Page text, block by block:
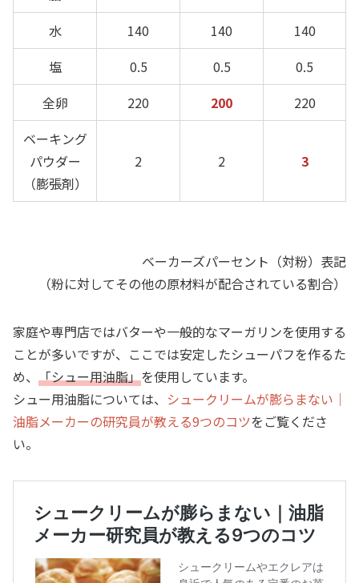
水
140 140
140
塩
0.5 0.5
0.5
全卵
220 200
220
ベーキング
パウダー
（膨張剤）
2 2 3
ベーカーズパーセント（対粉）表記
（粉に対してその他の原材料が配合されている割合）
家庭や専門店ではバターや一般的なマーガリンを使用する
ことが多いですが、ここでは安定したシューパフを作るた
め、 「シュー用油脂」​を​使用しています。
シュー用油脂については、 シュークリームが膨らまない｜
油脂メーカーの研究員が教える9つのコツをご覧くださ
い。